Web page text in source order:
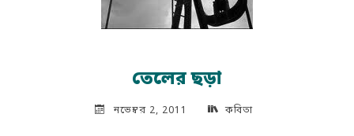
তেলের ছড়া
নভেম্বর 2, 2011 কবিতা